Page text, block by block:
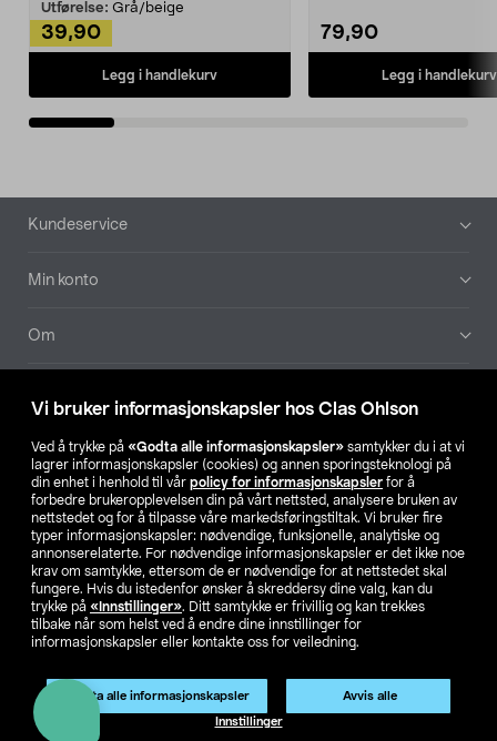
Vi bruker informasjonskapsler hos Clas Ohlson
Ved å trykke på «Godta alle informasjonskapsler» samtykker du i at vi
lagrer informasjonskapsler (cookies) og annen sporingsteknologi på
din enhet i henhold til vår policy for informasjonskapsler for å
forbedre brukeropplevelsen din på vårt nettsted, analysere bruken av
nettstedet og for å tilpasse våre markedsføringstiltak. Vi bruker fire
typer informasjonskapsler: nødvendige, funksjonelle, analytiske og
annonserelaterte. For nødvendige informasjonskapsler er det ikke noe
krav om samtykke, ettersom de er nødvendige for at nettstedet skal
fungere. Hvis du istedenfor ønsker å skreddersy dine valg, kan du
trykke på «Innstillinger». Ditt samtykke er frivillig og kan trekkes
tilbake når som helst ved å endre dine innstillinger for
informasjonskapsler eller kontakte oss for veiledning.
Godta alle informasjonskapsler Avvis alle
Innstillinger
Utførelse: Grå/beige
39,90
Legg i handlekurv
79,90
Legg i handlekurv
Bunntekst
Kundeservice
Min konto
Om
Våre selskaper
Finn din butikk
SE NO FI
Privacy statement Medlemsvilkår Kjøpsvilkår
For bedrifter
Endre til priser ekskl. moms